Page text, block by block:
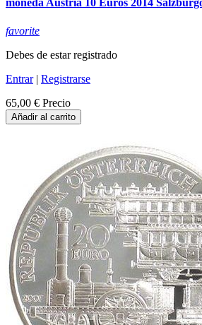
moneda Austria 10 Euros 2014
favorite
Debes de estar registrado
Entrar| Registrarse
65,00 € Precio
Añadir al carrito